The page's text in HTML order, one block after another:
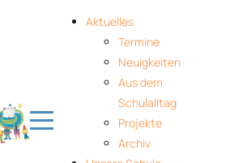
Aktuelles
Termine
Neuigkeiten
Aus dem
Schulalltag
Projekte
Archiv